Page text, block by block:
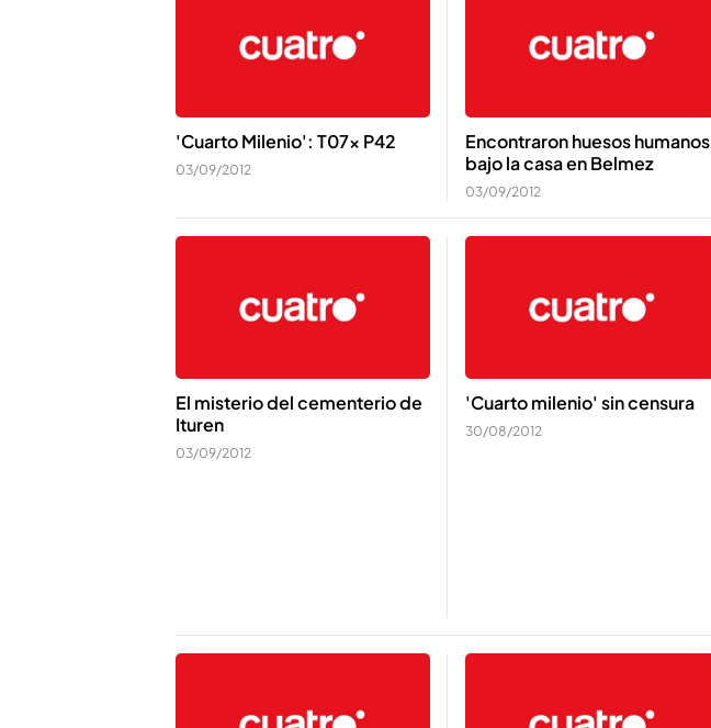
'Cuarto Milenio': T07x P42
03/09/2012
Encontraron huesos humanos
bajo la casa en Belmez
03/09/2012
El misterio del cementerio de
Ituren
03/09/2012
'Cuarto milenio' sin censura
30/08/2012